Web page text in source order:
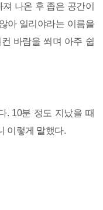
나온 후 좁은 공간이
아 일리야라는 이름을
바람을 쐬며 아주 쉽
. 10분 정도 지났을 때
이렇게 말했다.